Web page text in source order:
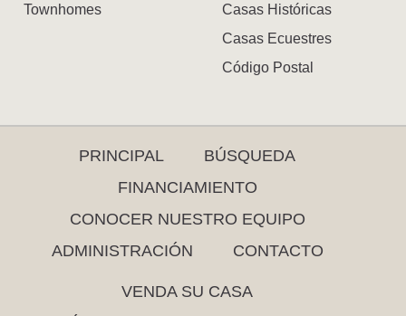
Townhomes
Casas Históricas
Casas Ecuestres
Código Postal
PRINCIPAL
BÚSQUEDA
FINANCIAMIENTO
CONOCER NUESTRO EQUIPO
ADMINISTRACIÓN
CONTACTO
VENDA SU CASA